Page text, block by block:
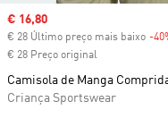
Sale price
€ 16,80
€ 28 Último preço mais baixo -
€ 28 Preço original
Camisola de Manga
Criança Sportswear